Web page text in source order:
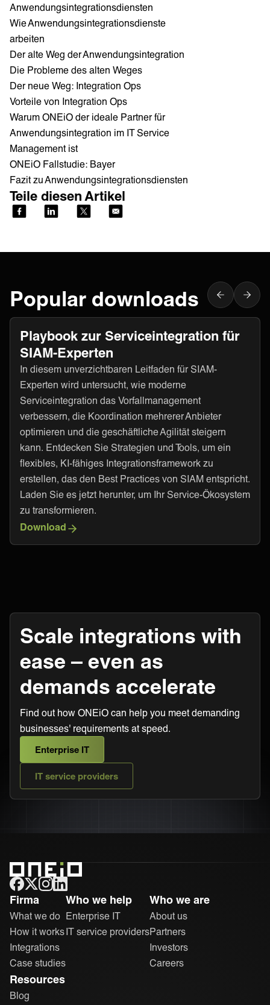
Anwendungsintegrationsdiensten
Wie Anwendungsintegrationsdienste
arbeiten
Der alte Weg der Anwendungsintegration
Die Probleme des alten Weges
Der neue Weg: Integration Ops
Vorteile von Integration Ops
Warum ONEiO der ideale Partner für
Anwendungsintegration im IT Service
Management ist
ONEiO Fallstudie: Bayer
Fazit zu Anwendungsintegrationsdiensten
Teile diesen Artikel
Popular downloads
Playbook zur Serviceintegration für
SIAM-Experten
In diesem unverzichtbaren Leitfaden für SIAM-
Experten wird untersucht, wie moderne
Serviceintegration das Vorfallmanagement
verbessern, die Koordination mehrerer Anbieter
optimieren und die geschäftliche Agilität steigern
kann. Entdecken Sie Strategien und Tools, um ein
flexibles, KI-fähiges Integrationsframework zu
erstellen, das den Best Practices von SIAM entspricht.
Laden Sie es jetzt herunter, um Ihr Service-Ökosystem
zu transformieren.
Download
Scale integrations with
ease – even as
demands accelerate
Find out how ONEiO can help you meet demanding
businesses' requirements at speed.
Enterprise IT
IT service providers
ONEIO
Startseite
Firma
What we do
How it works
Integrations
Case studies
Who we help
Enterprise IT
IT service providers
Who we are
About us
Partners
Investors
Careers
Resources
Blog